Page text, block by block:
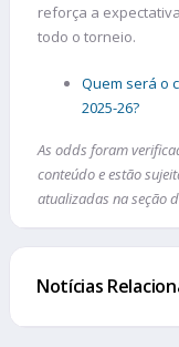
reforça a
todo o torneio.
Quem será o
2025-26?
As odds foram
conteúdo e estão
atualizadas na seção
Notícias